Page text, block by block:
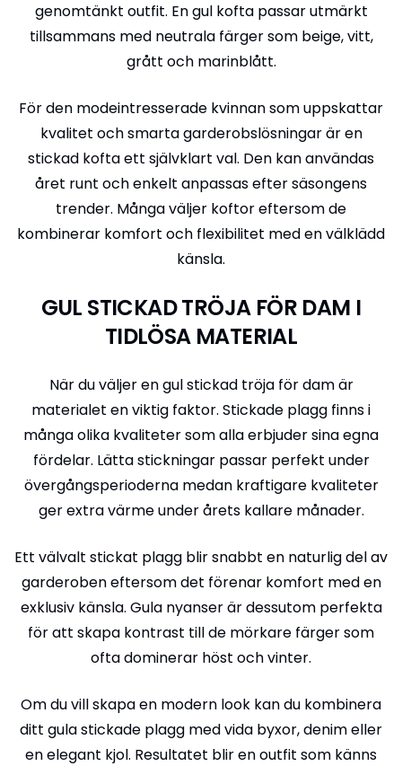
genomtänkt outfit. En gul kofta passar utmärkt
tillsammans med neutrala färger som beige, vitt,
grått och marinblått.
För den modeintresserade kvinnan som uppskattar
kvalitet och smarta garderobslösningar är en
stickad kofta ett självklart val. Den kan användas
året runt och enkelt anpassas efter säsongens
trender. Många väljer koftor eftersom de
kombinerar komfort och flexibilitet med en välklädd
känsla.
GUL STICKAD TRÖJA FÖR DAM I
TIDLÖSA MATERIAL
När du väljer en gul stickad tröja för dam är
materialet en viktig faktor. Stickade plagg finns i
många olika kvaliteter som alla erbjuder sina egna
fördelar. Lätta stickningar passar perfekt under
övergångsperioderna medan kraftigare kvaliteter
ger extra värme under årets kallare månader.
Ett välvalt stickat plagg blir snabbt en naturlig del av
garderoben eftersom det förenar komfort med en
exklusiv känsla. Gula nyanser är dessutom perfekta
för att skapa kontrast till de mörkare färger som
ofta dominerar höst och vinter.
Om du vill skapa en modern look kan du kombinera
ditt gula stickade plagg med vida byxor, denim eller
en elegant kjol. Resultatet blir en outfit som känns